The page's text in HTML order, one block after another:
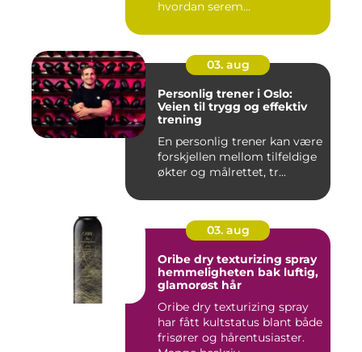
hvordan serem...
03. aug
Personlig trener i Oslo:
Veien til trygg og effektiv
trening
En personlig trener kan være
forskjellen mellom tilfeldige
økter og målrettet, tr...
03. aug
Oribe dry texturizing spray
hemmeligheten bak luftig,
glamorøst hår
Oribe dry texturizing spray
har fått kultstatus blant både
frisører og hårentusiaster.